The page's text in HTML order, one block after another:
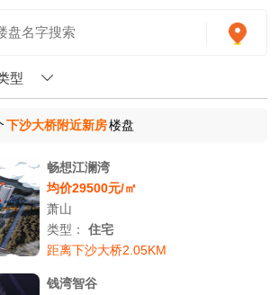
型
下沙大桥附近新房楼盘
畅想江澜湾
均价29500元/㎡
萧山
类型：住宅
距离下沙大桥2.05KM
钱湾智谷